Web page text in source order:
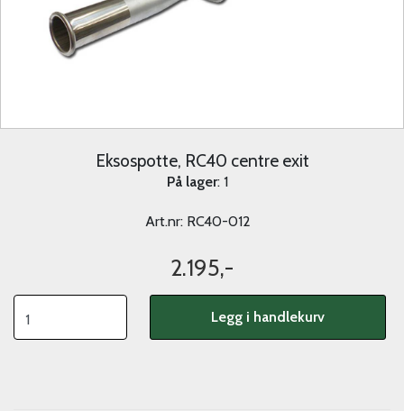
Eksospotte, RC40 centre exit
På lager: 1
Art.nr: RC40-012
2.195,-
Legg i handlekurv